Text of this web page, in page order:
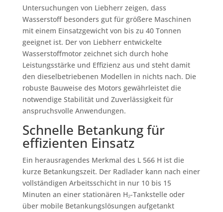
Untersuchungen von Liebherr zeigen, dass
Wasserstoff besonders gut für größere Maschinen
mit einem Einsatzgewicht von bis zu 40 Tonnen
geeignet ist. Der von Liebherr entwickelte
Wasserstoffmotor zeichnet sich durch hohe
Leistungsstärke und Effizienz aus und steht damit
den dieselbetriebenen Modellen in nichts nach. Die
robuste Bauweise des Motors gewährleistet die
notwendige Stabilität und Zuverlässigkeit für
anspruchsvolle Anwendungen.
Schnelle Betankung für
effizienten Einsatz
Ein herausragendes Merkmal des L 566 H ist die
kurze Betankungszeit. Der Radlader kann nach einer
vollständigen Arbeitsschicht in nur 10 bis 15
Minuten an einer stationären H₂-Tankstelle oder
über mobile Betankungslösungen aufgetankt